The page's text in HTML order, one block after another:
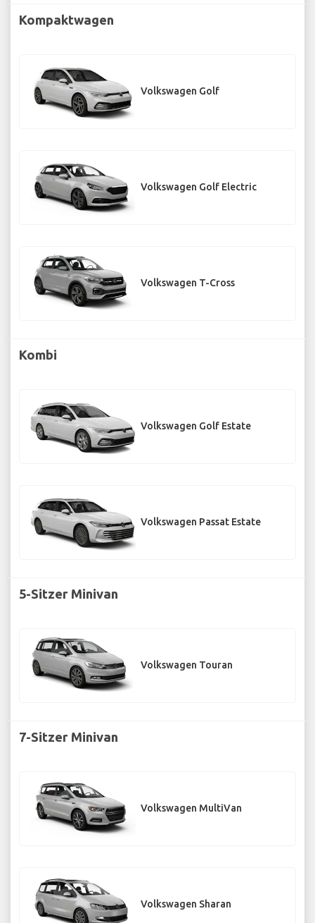
Kompaktwagen
Volkswagen Golf
Volkswagen Golf Electric
Volkswagen T-Cross
Kombi
Volkswagen Golf Estate
Volkswagen Passat Estate
5-Sitzer Minivan
Volkswagen Touran
7-Sitzer Minivan
Volkswagen MultiVan
Volkswagen Sharan